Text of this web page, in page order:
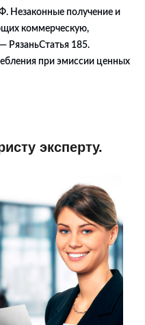
Незаконные получение и
коммерческую,
РязаньСтатья 185.
при эмиссии ценных
эксперту.